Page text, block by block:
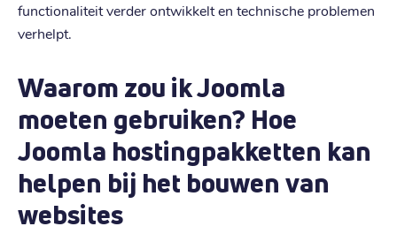
functionaliteit verder ontwikkelt en technische problemen
verhelpt.
Waarom zou ik Joomla
moeten gebruiken? Hoe
Joomla hostingpakketten kan
helpen bij het bouwen van
websites